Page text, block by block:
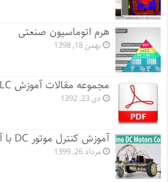
هرم اتوماسیون صنعتی
بهمن 18, 1398
مجموعه مقالات آموزش PLC
دی 23, 1392
آموزش کنترل موتور DC با آردوینو
مرداد 26, 1399